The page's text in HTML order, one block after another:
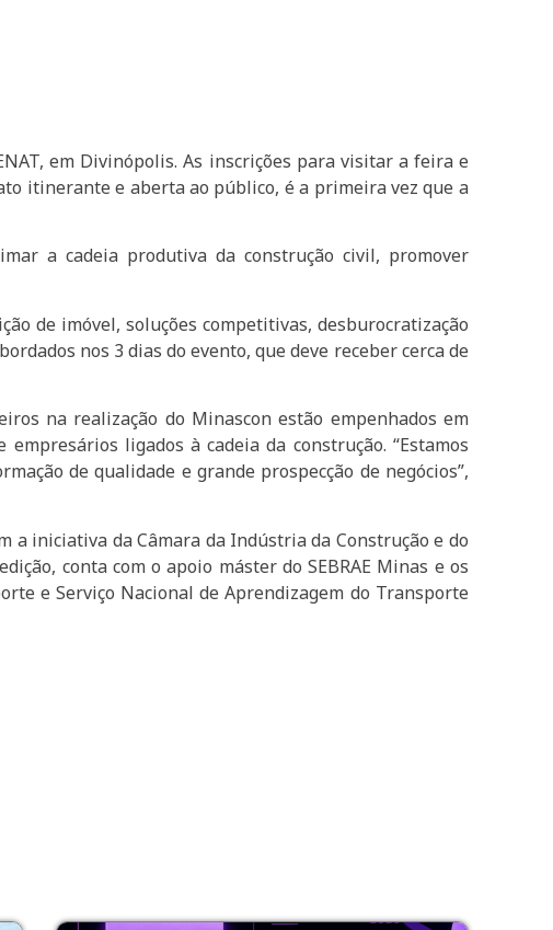
em Divinópolis. As inscrições para visitar a feira e
itinerante e aberta ao público, é a primeira vez que a
a cadeia produtiva da construção civil, promover
de imóvel, soluções competitivas, desburocratização
nos 3 dias do evento, que deve receber cerca de
na realização do Minascon estão empenhados em
ligados à cadeia da construção. “Estamos
de qualidade e grande prospecção de negócios”,
a iniciativa da Câmara da Indústria da Construção e do
conta com o apoio máster do SEBRAE Minas e os
e Serviço Nacional de Aprendizagem do Transporte